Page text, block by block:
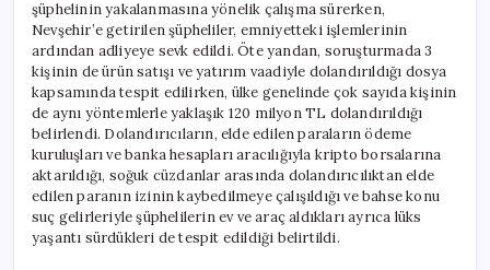
şüphelinin yakalanmasına yönelik çalışma sürerken,
Nevşehir’e getirilen şüpheliler, emniyetteki işlemlerinin
ardından adliyeye sevk edildi. Öte yandan, soruşturmada 3
kişinin de ürün satışı ve yatırım vaadiyle dolandırıldığı dosya
kapsamında tespit edilirken, ülke genelinde çok sayıda kişinin
de aynı yöntemlerle yaklaşık 120 milyon TL dolandırıldığı
belirlendi. Dolandırıcıların, elde edilen paraların ödeme
kuruluşları ve banka hesapları aracılığıyla kripto borsalarına
aktarıldığı, soğuk cüzdanlar arasında dolandırıcılıktan elde
edilen paranın izinin kaybedilmeye çalışıldığı ve bahse konu
suç gelirleriyle şüphelilerin ev ve araç aldıkları ayrıca lüks
yaşantı sürdükleri de tespit edildiği belirtildi.